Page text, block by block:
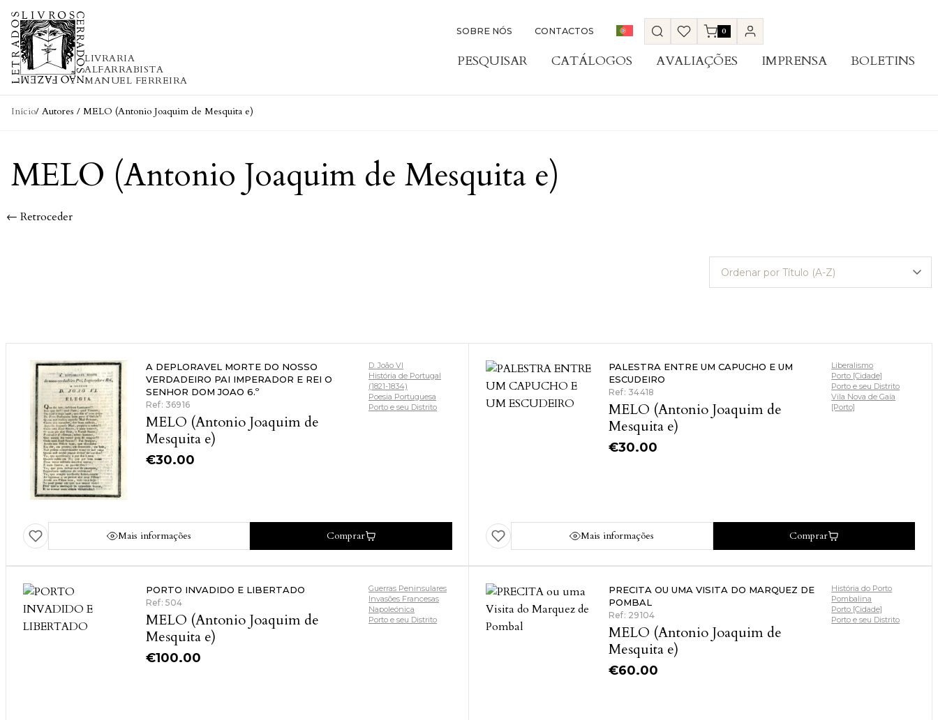
Skip to content
LIVRARIA
ALFARRABISTA
MANUEL FERREIRA
SOBRE NÓS CONTACTOS 0
PESQUISAR CATÁLOGOS AVALIAÇÕES IMPRENSA BOLETINS
Início/ Autores / MELO (Antonio Joaquim de Mesquita e)
MELO (Antonio Joaquim de Mesquita e)
← Retroceder
A DEPLORAVEL MORTE DO NOSSO
VERDADEIRO PAI IMPERADOR E REI O
SENHOR DOM JOAO 6.º
Ref: 36916
MELO (Antonio Joaquim de
Mesquita e)
€30.00
D. João VI
História de Portugal
(1821-1834)
Poesia Portuguesa
Porto e seu Distrito
Mais informações Comprar
PALESTRA ENTRE UM CAPUCHO E UM
ESCUDEIRO
Ref: 34418
MELO (Antonio Joaquim de
Mesquita e)
€30.00
Liberalismo
Porto [Cidade]
Porto e seu Distrito
Vila Nova de Gaia
[Porto]
Mais informações Comprar
PORTO INVADIDO E LIBERTADO
Ref: 504
MELO (Antonio Joaquim de
Mesquita e)
€100.00
Guerras Peninsulares
Invasões Francesas
Napoleónica
Porto e seu Distrito
PRECITA OU UMA VISITA DO MARQUEZ DE
POMBAL
Ref: 29104
MELO (Antonio Joaquim de
Mesquita e)
€60.00
História do Porto
Pombalina
Porto [Cidade]
Porto e seu Distrito